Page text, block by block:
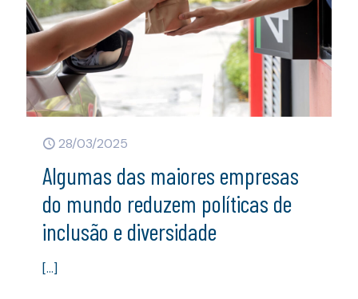
28/03/2025
Algumas das maiores empresas
do mundo reduzem políticas de
inclusão e diversidade
[…]